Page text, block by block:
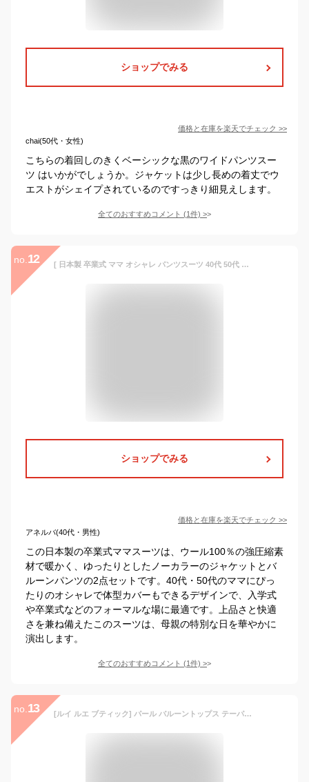
ショップでみる
価格と在庫を楽天でチェック >>
chai(50代・女性)
こちらの着回しのきくベーシックな黒のワイドパンツスー
ツ はいかがでしょうか。ジャケットは少し長めの着丈でウ
エストがシェイプされているのですっきり細見えします。
全てのおすすめコメント (1件) >
no. 12 [ 日本製 卒業式 ママ オシャレ パンツスーツ 40代 50代 スーツ 母 ] 強圧縮 ウール100％ ジャケット + バルーンパンツ 2点セット / ママスーツ 入学式 セットアップ 体型カバー ゆったり ノーカラー 暖か スーツ ママ
ショップでみる
価格と在庫を楽天でチェック >>
アネルバ(40代・男性)
この日本製の卒業式ママスーツは、ウール100％の強圧縮素
材で暖かく、ゆったりとしたノーカラーのジャケットとバ
ルーンパンツの2点セットです。40代・50代のママにぴっ
たりのオシャレで体型カバーもできるデザインで、入学式
や卒業式などのフォーマルな場に最適です。上品さと快適
さを兼ね備えたこのスーツは、母親の特別な日を華やかに
演出します。
全てのおすすめコメント (1件) >
no. 13 [ルイ ルエ ブティック] パール バルーントップス テーパードパンツ ワイドパンツ レディース フォーマル セットアップ パンツスーツ パンツドレス 半袖 大きいサイズ 式 セレモニー パーティ パーティー 結婚式 通勤 LL(13号) セミワイド/ネイビーPA1457-LL-2NE